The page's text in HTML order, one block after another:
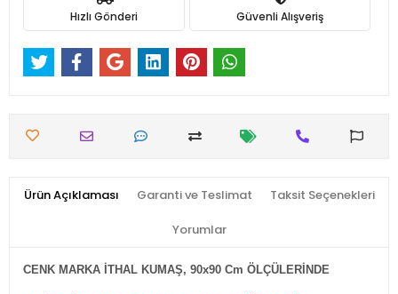
Hızlı Gönderi Güvenli Alışveriş
Ürün Açıklaması Garanti ve Teslimat Taksit Seçenekleri
Yorumlar
CENK MARKA İTHAL KUMAŞ, 90x90 Cm ÖLÇÜLERİNDE